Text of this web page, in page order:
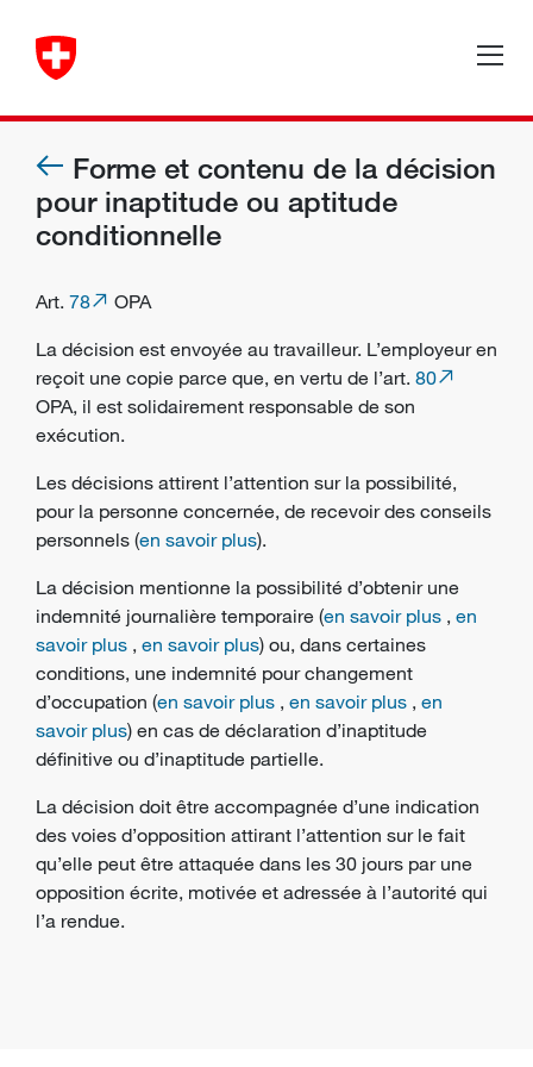
Forme et contenu de la décision
pour inaptitude ou aptitude
conditionnelle
Art. 78
OPA
La décision est envoyée au travailleur. L’employeur en
reçoit une copie parce que, en vertu de l’art. 80
OPA, il est solidairement responsable de son
exécution.
Les décisions attirent l’attention sur la possibilité,
pour la personne concernée, de recevoir des conseils
personnels (en savoir plus).
La décision mentionne la possibilité d’obtenir une
indemnité journalière temporaire (en savoir plus , en
savoir plus , en savoir plus) ou, dans certaines
conditions, une indemnité pour changement
d’occupation (en savoir plus , en savoir plus , en
savoir plus) en cas de déclaration d’inaptitude
définitive ou d’inaptitude partielle.
La décision doit être accompagnée d’une indication
des voies d’opposition attirant l’attention sur le fait
qu’elle peut être attaquée dans les 30 jours par une
opposition écrite, motivée et adressée à l’autorité qui
l’a rendue.